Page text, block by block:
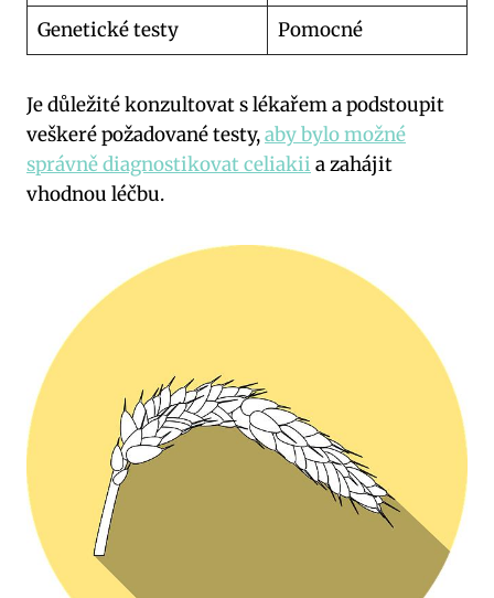
Genetické testy
Pomocné
Je důležité konzultovat s lékařem a podstoupit
veškeré požadované testy,aby bylo možné
správně diagnostikovat celiakii a zahájit
vhodnou léčbu.